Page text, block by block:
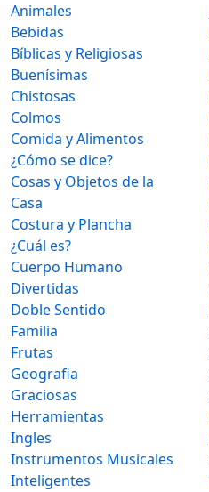
Animales
Bebidas
Bíblicas y Religiosas
Buenísimas
Chistosas
Colmos
Comida y Alimentos
¿Cómo se dice?
Cosas y Objetos de la
Casa
Costura y Plancha
¿Cuál es?
Cuerpo Humano
Divertidas
Doble Sentido
Familia
Frutas
Geografia
Graciosas
Herramientas
Ingles
Instrumentos Musicales
Inteligentes